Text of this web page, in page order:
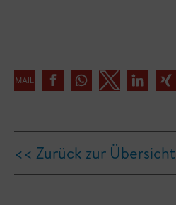
<< Zurück zur Übersicht